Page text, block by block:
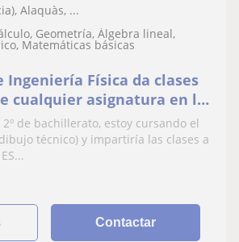
Alaquàs, ...
Geometría, Álgebra lineal,
Matemáticas básicas
Ingeniería Física da clases
cualquier asignatura en la
o Primaria
de bachillerato, estoy cursando el
técnico) y impartiría las clases a
Contactar